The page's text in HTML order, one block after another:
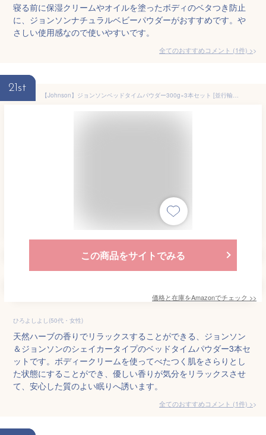
寝る前に保湿クリームやオイルを塗ったボディのベタつき防止
に、ジョンソンナチュラルベビーパウダーがおすすめです。や
さしい使用感なので使いやすいです。
全てのおすすめコメント (1件) >
21st
【Johnson】ジョンソンベッドタイムパウダー300g×3本セット [並行輸入品]
この商品をサイトでみる
価格と在庫をAmazonでチェック >>
ひろよしよし(50代・女性)
天然ハーブの香りでリラックスすることができる、ジョンソン
＆ジョンソンのシェイカータイプのベッドタイムパウダー3本セ
ットです。ボディークリームを使ってべたつく肌をさらりとし
た状態にすることができ、優しい香りが気分をリラックスさせ
て、安心した質のよい眠りへ誘います。
全てのおすすめコメント (1件) >